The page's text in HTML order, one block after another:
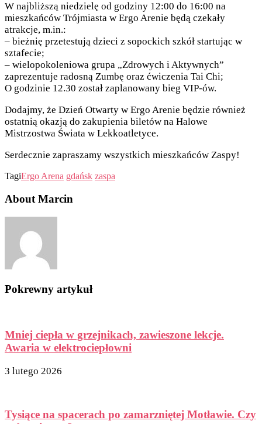
W najbliższą niedzielę od godziny 12:00 do 16:00 na
mieszkańców Trójmiasta w Ergo Arenie będą czekały
atrakcje, m.in.:
– bieżnię przetestują dzieci z sopockich szkół startując w
sztafecie;
– wielopokoleniowa grupa „Zdrowych i Aktywnych”
zaprezentuje radosną Zumbę oraz ćwiczenia Tai Chi;
O godzinie 12.30 został zaplanowany bieg VIP-ów.
Dodajmy, że Dzień Otwarty w Ergo Arenie będzie również
ostatnią okazją do zakupienia biletów na Halowe
Mistrzostwa Świata w Lekkoatletyce.
Serdecznie zapraszamy wszystkich mieszkańców Zaspy!
TagiErgo Arena gdańsk zaspa
About Marcin
Pokrewny artykuł
Mniej ciepła w grzejnikach, zawieszone lekcje.
Awaria w elektrociepłowni
3 lutego 2026
Tysiące na spacerach po zamarzniętej Motławie. Czy